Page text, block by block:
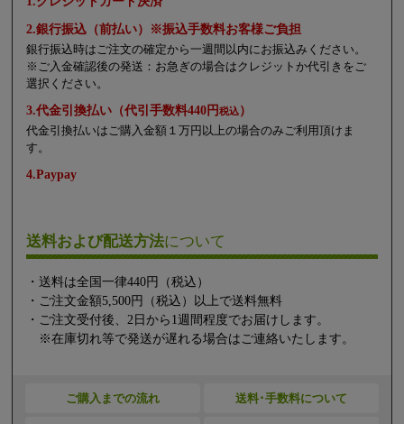
2.銀行振込（前払い）※振込手数料お客様ご負担
銀行振込時はご注文の確定から一週間以内にお振込みください。
※ご入金確認後の発送：お急ぎの場合はクレジットか代引きをご
選択ください。
3.代金引換払い（代引手数料440円税込）
代金引換払いはご購入金額１万円以上の場合のみご利用頂けま
す。
4.Paypay
送料および配送方法について
・送料は全国一律440円（税込）
・ご注文金額5,500円（税込）以上で送料無料
・ご注文受付後、2日から1週間程度でお届けします。
※在庫切れ等で発送が遅れる場合はご連絡いたします。
ご購入までの流れ 送料･手数料について